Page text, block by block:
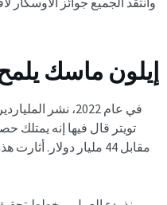
في عام 2022، نشر
مقابل 44 مليار دولار.